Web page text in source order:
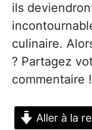
ils
culinaire.
? Partagez
commentaire !
Aller à la